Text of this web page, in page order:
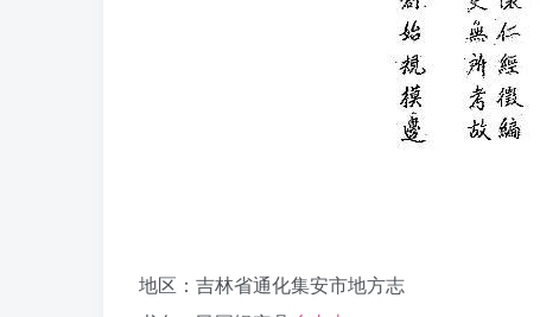
地区：吉林省通化集安市地方志